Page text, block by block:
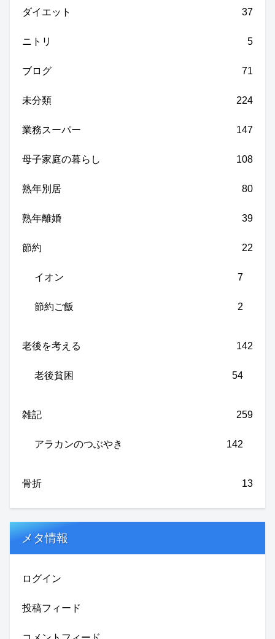
ダイエット 37
ニトリ 5
ブログ 71
未分類 224
業務スーパー 147
母子家庭の暮らし 108
熟年別居 80
熟年離婚 39
節約 22
イオン 7
節約ご飯 2
老後を考える 142
老後貧困 54
雑記 259
アラカンのつぶやき 142
骨折 13
メタ情報
ログイン
投稿フィード